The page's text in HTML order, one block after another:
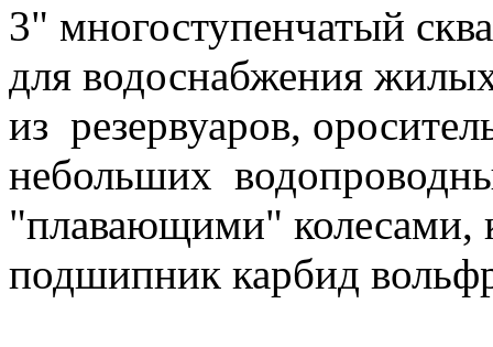
3" многоступенчатый
для водоснабжения
из резервуаров,
небольших
"плавающими" колесами,
подшипник карбид